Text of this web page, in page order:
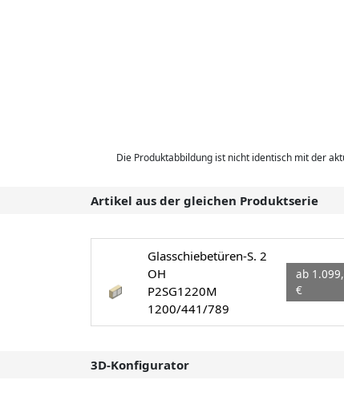
Die Produktabbildung ist nicht identisch mit der
Artikel aus der gleichen Produktserie
Glasschiebetüren-S. 2
OH
P2SG1220M
1200/441/789
ab
€
3D-Konfigurator